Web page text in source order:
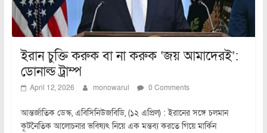
ইরান চুক্তি করুক বা না করুক ‌‘জয় আমাদেরই’:
ডোনাল্ড ট্রাম্প
April 12, 2026 monowarul 0 Comments
আন্তর্জাতিক ডেস্ক, এবিসিনিউজবিডি, (১২ এপ্রিল) : ইরানের সঙ্গে চলমান
কূটনৈতিক আলোচনার ভবিষ্যৎ নিয়ে এক মন্তব্য করতে গিয়ে মার্কিন